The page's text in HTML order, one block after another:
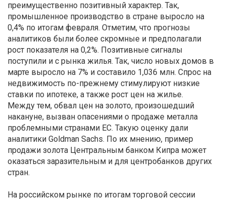
преимущественно позитивный характер. Так,
промышленное производство в стране выросло на
0,4% по итогам февраля. Отметим, что прогнозы
аналитиков были более скромные и предполагали
рост показателя на 0,2%. Позитивные сигналы
поступили и с рынка жилья. Так, число новых домов в
марте выросло на 7% и составило 1,036 млн. Спрос на
недвижимость по-прежнему стимулируют низкие
ставки по ипотеке, а также рост цен на жилье.
Между тем, обвал цен на золото, произошедший
накануне, вызван опасениями о продаже металла
проблемными странами ЕС. Такую оценку дали
аналитики Goldman Sachs. По их мнению, пример
продажи золота Центральным банком Кипра может
оказаться заразительным и для центробанков других
стран.
На российском рынке по итогам торговой сессии